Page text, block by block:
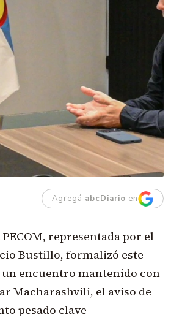
Agregá abcDiario en
representada por el
Bustillo, formalizó este
encuentro mantenido con
Macharashvili, el aviso de
pesado clave